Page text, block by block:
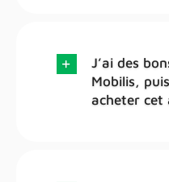
J’ai des
Mobilis,
acheter cet